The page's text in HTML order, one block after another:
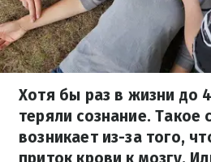
Хотя бы раз в жизни до
теряли сознание. Такое
возникает из-за того,